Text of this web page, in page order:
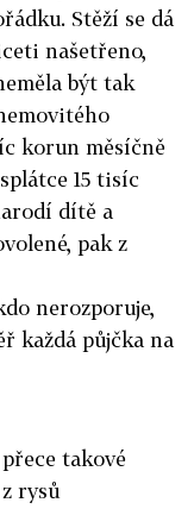
Stěží se dá
našetřeno,
být tak
korun měsíčně
15 tisíc
dítě a
pak z
nerozporuje,
každá půjčka na
takové
rysů